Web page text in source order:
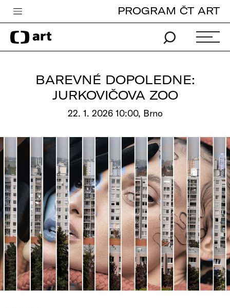
Česká televize
Zpravodajství
Vše o ČT
PROGRAM ČT ART
BAREVNÉ DOPOLEDNE:
JURKOVIČOVA ZOO
22. 1. 2026 10:00, Brno